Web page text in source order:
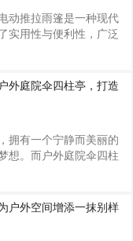
，确保帐篷在各种恶劣
布则采用优质的防水、
，不仅能有效阻挡紫外
透气性，为你提供舒适
动推拉雨篷是一种现代
实用性与便利性，广泛
拉雨篷具有操作便捷
功能）、可定制化程度
尺寸、形状、颜色和材
可根据需要随时调整推
制要素尺寸定制根据安
篷的长、宽、高。例
门口安装电动推拉雨篷
度、街道的通行空间以
外庭院伞四柱亭，打造
拥有一个宁静而美丽的
想。而户外庭院伞四柱
外庭院伞四柱亭可以根
格进行定制。无论是现
是田园乡村风，都能找
制过程中，可以选择不
户外空间增添一抹别样